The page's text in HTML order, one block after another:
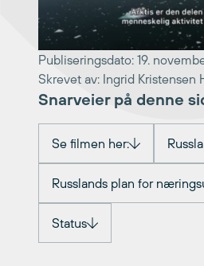
Publiseringsdato: 19.
Skrevet av: Ingrid Kristensen
Snarveier på denne
Se filmen her:
Russlands plan for
Status